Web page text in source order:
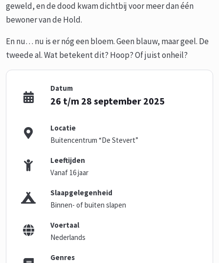
geweld, en de dood kwam dichtbij voor meer dan één
bewoner van de Hold.
En nu… nu is er nóg een bloem. Geen blauw, maar geel. De
tweede al. Wat betekent dit? Hoop? Of juist onheil?
Datum
26 t/m 28 september 2025
Locatie
Buitencentrum “De Stevert”
Leeftijden
Vanaf 16 jaar
Slaapgelegenheid
Binnen- of buiten slapen
Voertaal
Nederlands
Genres